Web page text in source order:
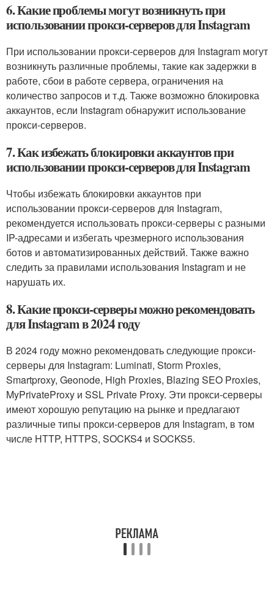
6. Какие проблемы могут возникнуть при
использовании прокси-серверов для Instagram
При использовании прокси-серверов для Instagram могут
возникнуть различные проблемы, такие как задержки в
работе, сбои в работе сервера, ограничения на
количество запросов и т.д. Также возможно блокировка
аккаунтов, если Instagram обнаружит использование
прокси-серверов.
7. Как избежать блокировки аккаунтов при
использовании прокси-серверов для Instagram
Чтобы избежать блокировки аккаунтов при
использовании прокси-серверов для Instagram,
рекомендуется использовать прокси-серверы с разными
IP-адресами и избегать чрезмерного использования
ботов и автоматизированных действий. Также важно
следить за правилами использования Instagram и не
нарушать их.
8. Какие прокси-серверы можно рекомендовать
для Instagram в 2024 году
В 2024 году можно рекомендовать следующие прокси-
серверы для Instagram: Luminati, Storm Proxies,
Smartproxy, Geonode, High Proxies, Blazing SEO Proxies,
MyPrivateProxy и SSL Private Proxy. Эти прокси-серверы
имеют хорошую репутацию на рынке и предлагают
различные типы прокси-серверов для Instagram, в том
числе HTTP, HTTPS, SOCKS4 и SOCKS5.